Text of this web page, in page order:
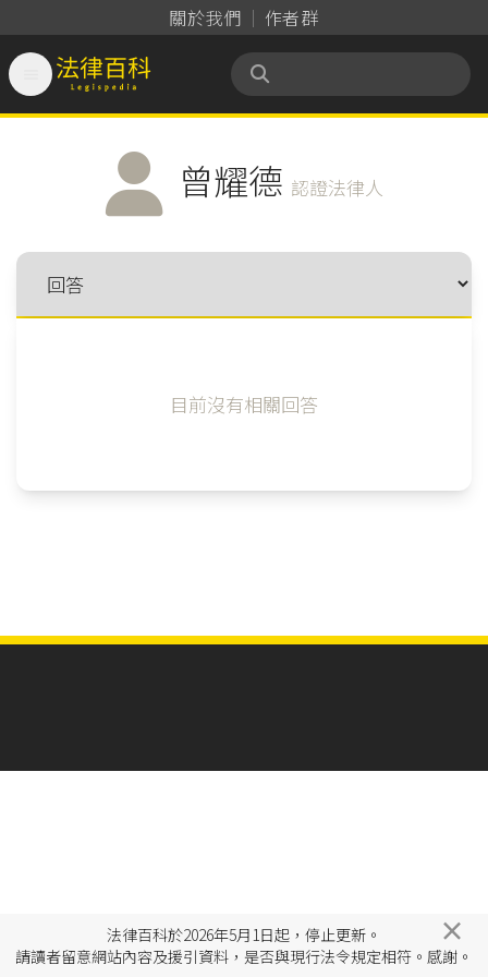
關於我們 作者群
法律百科 Legispedia
曾耀德 認證法律人
目前沒有相關回答
法律百科於2026年5月1日起，停止更新。
請讀者留意網站內容及援引資料，是否與現行法令規定相符。感謝。
×